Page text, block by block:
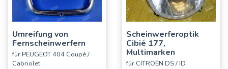
Umreifung von
Fernscheinwerfern
für PEUGEOT 404 Coupé /
Cabriolet
Scheinwerferoptik
Cibié 177,
Multimarken
für CITROËN DS / ID